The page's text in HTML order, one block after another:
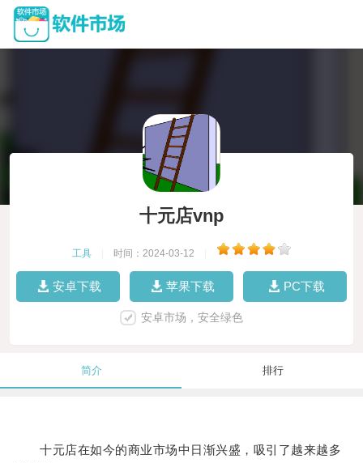
十元店vnp
工具 时间：2024-03-12
安卓下载 苹果下载 PC下载
安卓市场，安全绿色
简介 排行
十元店在如今的商业市场中日渐兴盛，吸引了越来越多